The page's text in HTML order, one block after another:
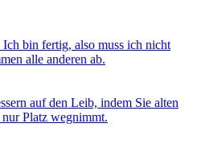
bin fertig, also muss ich nicht
alle anderen ab.
auf den Leib, indem Sie alten
Platz wegnimmt.